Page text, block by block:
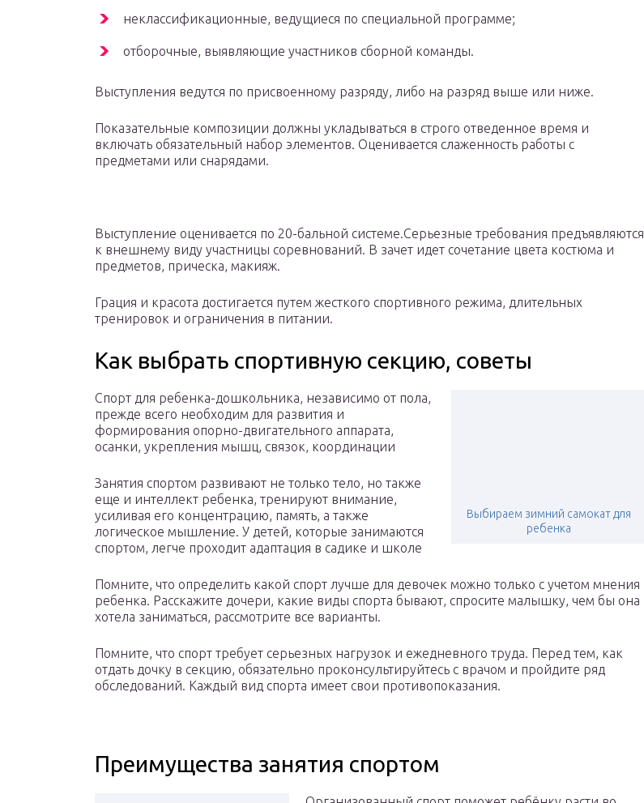
неклассификационные, ведущиеся по специальной программе;
отборочные, выявляющие участников сборной команды.
Выступления ведутся по присвоенному разряду, либо на разряд выше или ниже.
Показательные композиции должны укладываться в строго отведенное время и
включать обязательный набор элементов. Оценивается слаженность работы с
предметами или снарядами.
Выступление оценивается по 20-бальной системе.Серьезные требования предъявляются
к внешнему виду участницы соревнований. В зачет идет сочетание цвета костюма и
предметов, прическа, макияж.
Грация и красота достигается путем жесткого спортивного режима, длительных
тренировок и ограничения в питании.
Как выбрать спортивную секцию, советы
Выбираем зимний самокат для
ребенка
Спорт для ребенка-дошкольника, независимо от пола,
прежде всего необходим для развития и
формирования опорно-двигательного аппарата,
осанки, укрепления мышц, связок, координации
Занятия спортом развивают не только тело, но также
еще и интеллект ребенка, тренируют внимание,
усиливая его концентрацию, память, а также
логическое мышление. У детей, которые занимаются
спортом, легче проходит адаптация в садике и школе
Помните, что определить какой спорт лучше для девочек можно только с учетом мнения
ребенка. Расскажите дочери, какие виды спорта бывают, спросите малышку, чем бы она
хотела заниматься, рассмотрите все варианты.
Помните, что спорт требует серьезных нагрузок и ежедневного труда. Перед тем, как
отдать дочку в секцию, обязательно проконсультируйтесь с врачом и пройдите ряд
обследований. Каждый вид спорта имеет свои противопоказания.
Преимущества занятия спортом